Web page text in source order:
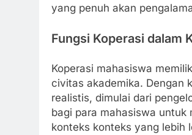
yang penuh akan
Fungsi Koperasi dalam
Koperasi mahasiswa
civitas akademika. Dengan
realistis, dimulai dari
bagi para mahasiswa untuk
konteks konteks yang lebih